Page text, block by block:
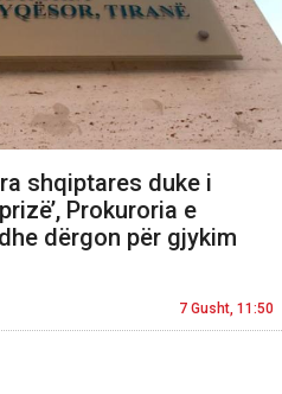
shqiptares duke i
Prokuroria e
dërgon për gjykim
7 Gusht, 11:50